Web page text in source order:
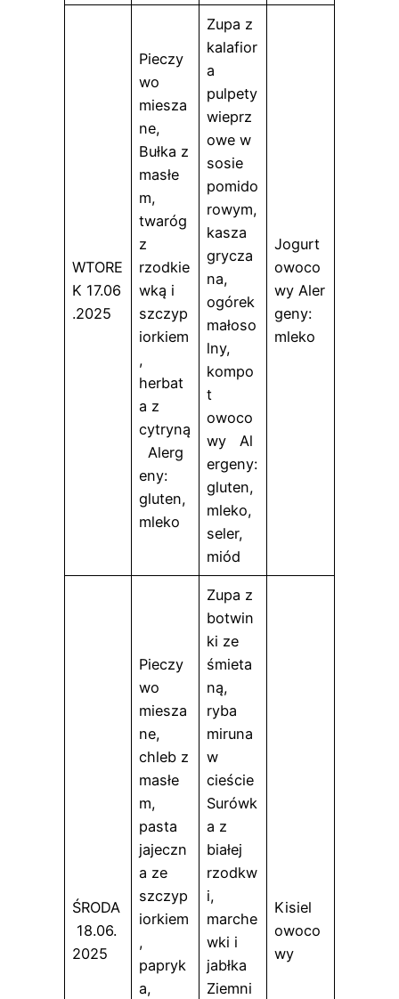
WTORE
K 17.06
.2025
Pieczy
wo
miesza
ne,
Bułka z
masłe
m,
twaróg
z
rzodkie
wką i
szczyp
iorkiem
,
herbat
a z
cytryną
Alerg
eny:
gluten,
mleko
Zupa z
kalafior
a
pulpety
wieprz
owe w
sosie
pomido
rowym,
kasza
grycza
na,
ogórek
małoso
lny,
kompo
t
owoco
wy Al
ergeny:
gluten,
mleko,
seler,
miód
Jogurt
owoco
wy Aler
geny:
mleko
ŚRODA
18.06.
2025
Pieczy
wo
miesza
ne,
chleb z
masłe
m,
pasta
jajeczn
a ze
szczyp
iorkiem
,
papryk
a,
Zupa z
botwin
ki ze
śmieta
ną,
ryba
miruna
w
cieście
Surówk
a z
białej
rzodkw
i,
marche
wki i
jabłka
Ziemni
Kisiel
owoco
wy